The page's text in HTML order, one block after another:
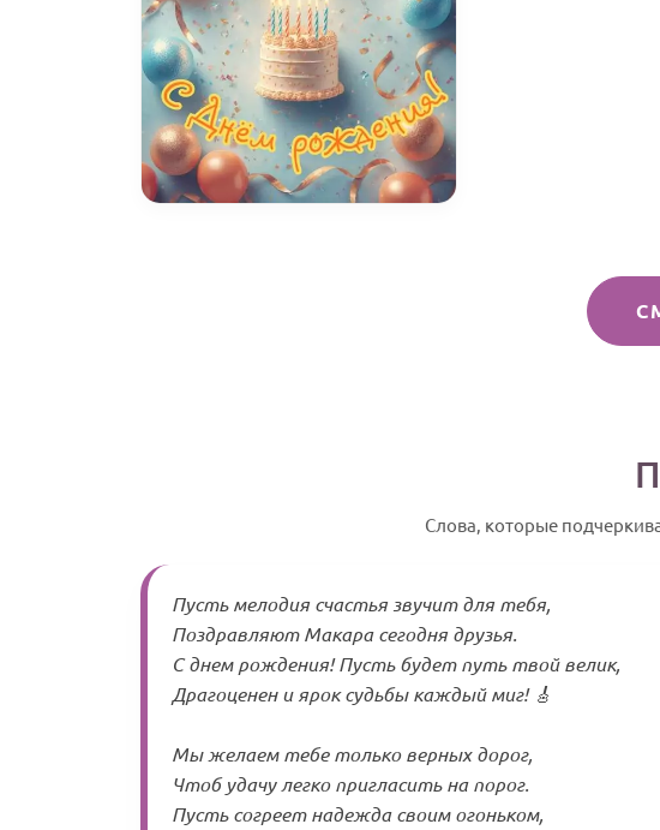
Слова, которые
Пусть мелодия счастья звучит для тебя,
Поздравляют Макара сегодня друзья.
С днем рождения! Пусть будет путь твой велик,
Драгоценен и ярок судьбы каждый миг! 🎸
Мы желаем тебе только верных дорог,
Чтоб удачу легко пригласить на порог.
Пусть согреет надежда своим огоньком,